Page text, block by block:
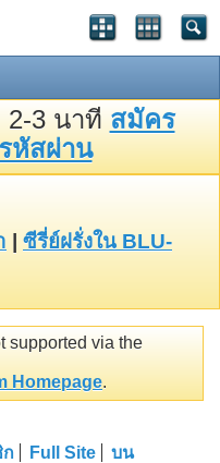
2-3 นาที สมัคร
หัสผ่าน
ซีรี่ย์ฝรั่งใน BLU-
supported via the
Homepage.
Full Site บน